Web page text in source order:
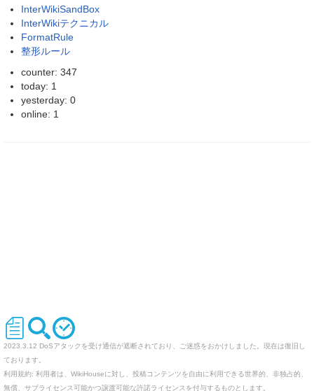
InterWikiSandBox
InterWikiテクニカル
FormatRule
整形ルール
counter: 347
today: 1
yesterday: 0
online: 1
2023.3.12 DoSアタックを受け通信が遮断されており、ご迷惑をおかけしました。現在は復旧し
ております。
利用規約: 利用者は、WikiHouseに対し、投稿コンテンツを自由に利用できる世界的、非独占的、
無償、サブライセンス可能かつ譲渡可能な許諾ライセンスを付与するものとします。